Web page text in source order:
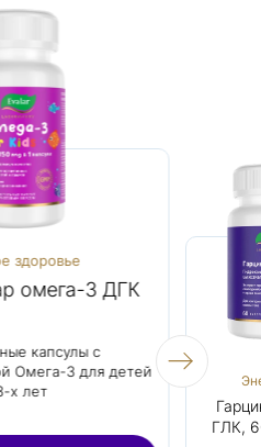
здоровье
омега-3 ДГК
капсулы с
Омега-3 для детей
х лет
форме
Детское здоровье
ГЛК,